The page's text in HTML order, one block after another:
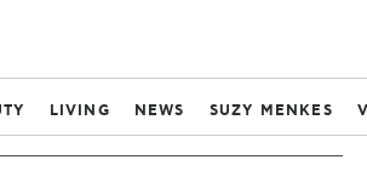
LIVING NEWS SUZY MENKES